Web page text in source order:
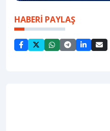
HABERİ PAYLAŞ